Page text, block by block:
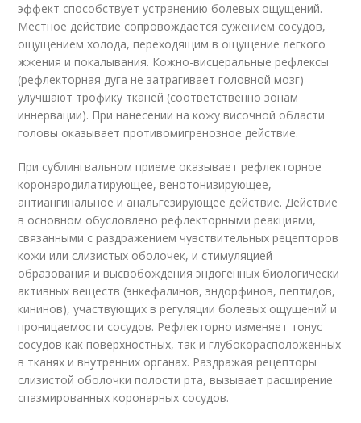
эффект способствует устранению болевых ощущений.
Местное действие сопровождается сужением сосудов,
ощущением холода, переходящим в ощущение легкого
жжения и покалывания. Кожно-висцеральные рефлексы
(рефлекторная дуга не затрагивает головной мозг)
улучшают трофику тканей (соответственно зонам
иннервации). При нанесении на кожу височной области
головы оказывает противомигренозное действие.
При сублингвальном приеме оказывает рефлекторное
коронародилатирующее, венотонизирующее,
антиангинальное и анальгезирующее действие. Действие
в основном обусловлено рефлекторными реакциями,
связанными с раздражением чувствительных рецепторов
кожи или слизистых оболочек, и стимуляцией
образования и высвобождения эндогенных биологически
активных веществ (энкефалинов, эндорфинов, пептидов,
кининов), участвующих в регуляции болевых ощущений и
проницаемости сосудов. Рефлекторно изменяет тонус
сосудов как поверхностных, так и глубокорасположенных
в тканях и внутренних органах. Раздражая рецепторы
слизистой оболочки полости рта, вызывает расширение
спазмированных коронарных сосудов.